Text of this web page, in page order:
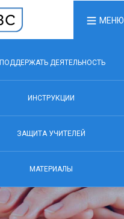
МЕНЮ
ПОДДЕРЖАТЬ ДЕЯТЕЛЬНОСТЬ
ИНСТРУКЦИИ
ЗАЩИТА УЧИТЕЛЕЙ
МАТЕРИАЛЫ